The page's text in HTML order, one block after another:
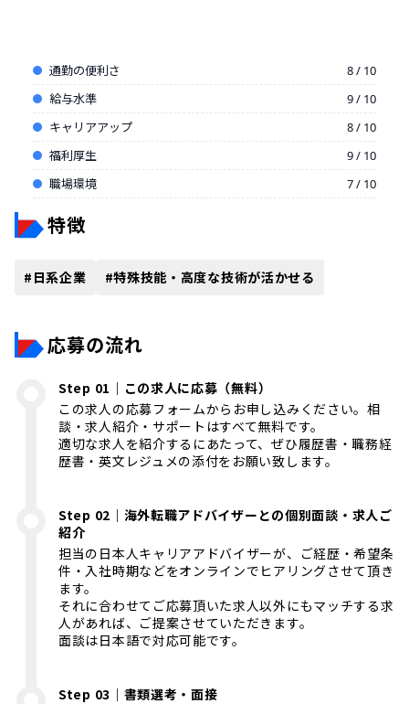
通勤の便利さ
8 / 10
給与水準
9 / 10
キャリアアップ
8 / 10
福利厚生
9 / 10
職場環境
7 / 10
特徴
# 日系企業 #特殊技能・高度な技術が活かせる
応募の流れ
Step 01｜この求人に応募（無料）
この求人の応募フォームからお申し込みください。相
談・求人紹介・サポートはすべて無料です。
適切な求人を紹介するにあたって、ぜひ履歴書・職務経
歴書・英文レジュメの添付をお願い致します。
Step 02｜海外転職アドバイザーとの個別面談・求人ご
紹介
担当の日本人キャリアアドバイザーが、ご経歴・希望条
件・入社時期などをオンラインでヒアリングさせて頂き
ます。
それに合わせてご応募頂いた求人以外にもマッチする求
人があれば、ご提案させていただきます。
面談は日本語で対応可能です。
Step 03｜書類選考・面接